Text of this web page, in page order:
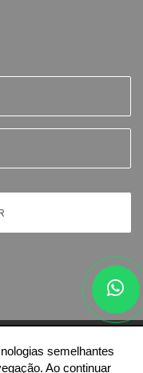
SP -51.614.978/0001-84
semelhantes
Ao continuar